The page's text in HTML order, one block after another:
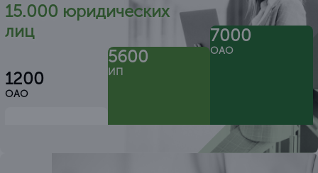
15.000 юридических
лиц
1200
ОАО
5600
ИП
7000
ОАО